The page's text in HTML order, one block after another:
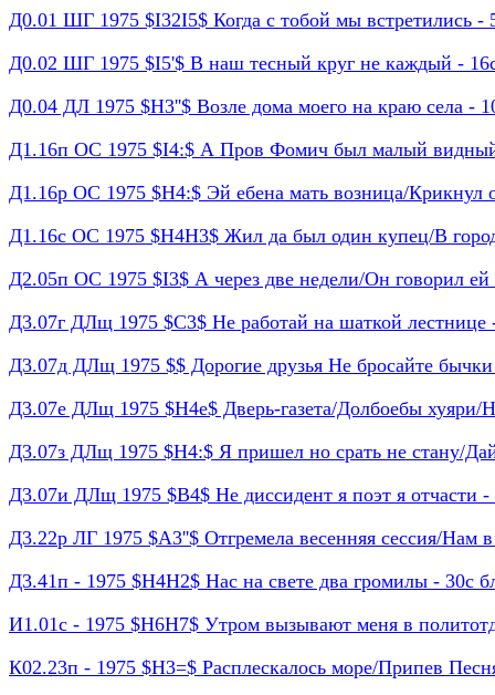
Д0.01 ШГ 1975 $I32I5$ Когда с тобой мы встретились -
Д0.02 ШГ 1975 $I5'$ В наш тесный круг не каждый -
Д0.04 ДЛ 1975 $H3''$ Возле дома моего на краю села -
Д1.16п ОС 1975 $I4:$ А Пров Фомич был малый
Д1.16р ОС 1975 $H4:$ Эй ебена мать возница/Крикнул
Д1.16с ОС 1975 $H4H3$ Жил да был один купец/В
Д2.05п ОС 1975 $I3$ А через две недели/Он говорил
Д3.07г ДЛщ 1975 $C3$ Не работай на шаткой лестнице
Д3.07д ДЛщ 1975 $$ Дорогие друзья Не бросайте
Д3.07е ДЛщ 1975 $H4e$ Дверь-газета/Долбоебы хуяри/
Д3.07з ДЛщ 1975 $H4:$ Я пришел но срать не стану/
Д3.07и ДЛщ 1975 $B4$ Не диссидент я поэт я отчасти -
Д3.22р ЛГ 1975 $A3''$ Отгремела весенняя сессия/Нам
Д3.41п - 1975 $H4H2$ Нас на свете два громилы - 30с
И1.01с - 1975 $H6H7$ Утром вызывают меня в
К02.23п - 1975 $H3=$ Расплескалось море/Припев